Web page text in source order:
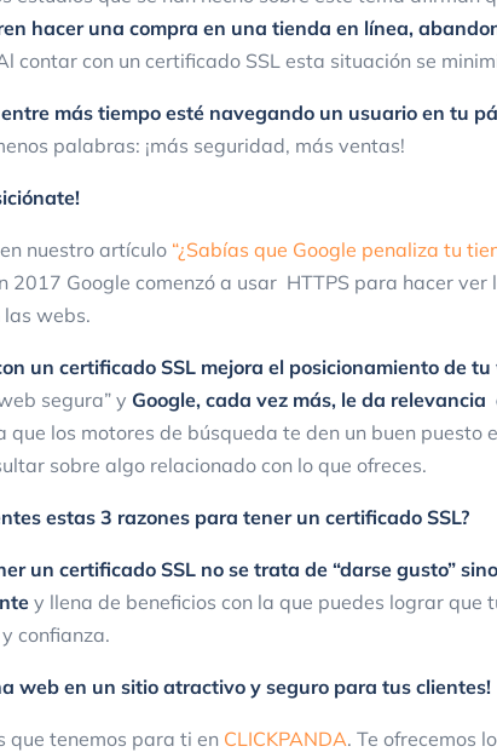
hacer una compra en una tienda en línea,
contar con un certificado SSL esta situación se
entre más tiempo esté navegando un usuario en tu
palabras: ¡más seguridad, más ventas!
nuestro artículo “¿Sabías que Google penaliza tu
2017 Google comenzó a usar HTTPS para hacer
las webs.
un certificado SSL mejora el posicionamiento de
segura” y Google, cada vez más, le da
que los motores de búsqueda te den un buen puesto
sobre algo relacionado con lo que ofreces.
estas 3 razones para tener un certificado SSL?
un certificado SSL no se trata de “darse gusto”
y llena de beneficios con la que puedes lograr que
confianza.
web en un sitio atractivo y seguro para tus clientes!
que tenemos para ti en CLICKPANDA. Te ofrecemos